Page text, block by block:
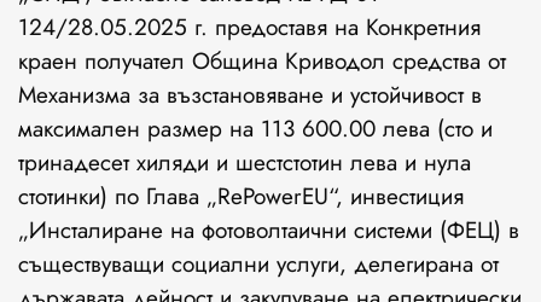
124/28.05.2025 г. предоставя на Конкретния
краен получател Община Криводол средства от
Механизма за възстановяване и устойчивост в
максимален размер на 113 600.00 лева (сто и
тринадесет хиляди и шестстотин лева и нула
стотинки) по Глава „RePowerEU“, инвестиция
„Инсталиране на фотоволтаични системи (ФЕЦ) в
съществуващи социални услуги, делегирана от